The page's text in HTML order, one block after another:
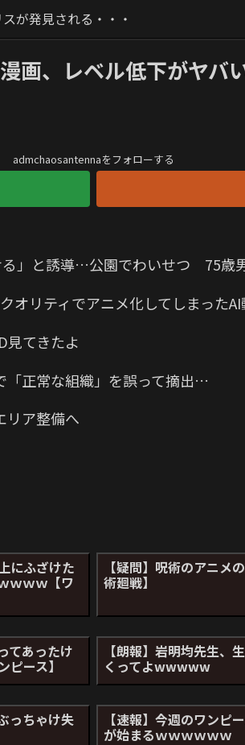
が発見される・・・
画、レベル低下がヤバ
admchaosantennaをフォローする
る」と誘導…公園でわいせつ 75歳
オリティでアニメ化してしまった
見てきたよ
正常な組織」を誤って摘出…
リア整備へ
にふざけた
ｗｗｗ【ワ
【疑問】呪術のアニメ
術廻戦】
てあったけ
ース】
【朗報】岩明均先生、
くってよwwwww
っちゃけ失 【速報】今週のワンピ
が始まるｗｗｗｗｗｗ